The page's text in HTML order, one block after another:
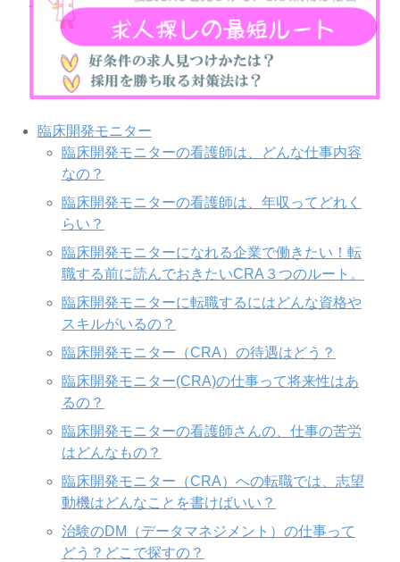
臨床開発モニター
臨床開発モニターの看護師は、どんな仕事内容
なの？
臨床開発モニターの看護師は、年収ってどれく
らい？
臨床開発モニターになれる企業で働きたい！転
職する前に読んでおきたいCRA３つのルート。
臨床開発モニターに転職するにはどんな資格や
スキルがいるの？
臨床開発モニター（CRA）の待遇はどう？
臨床開発モニター(CRA)の仕事って将来性はあ
るの？
臨床開発モニターの看護師さんの、仕事の苦労
はどんなもの？
臨床開発モニター（CRA）への転職では、志望
動機はどんなことを書けばいい？
治験のDM（データマネジメント）の仕事って
どう？どこで探すの？